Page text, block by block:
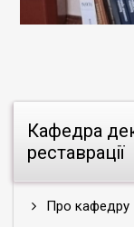
Кафедра
реставрації
Про кафедру